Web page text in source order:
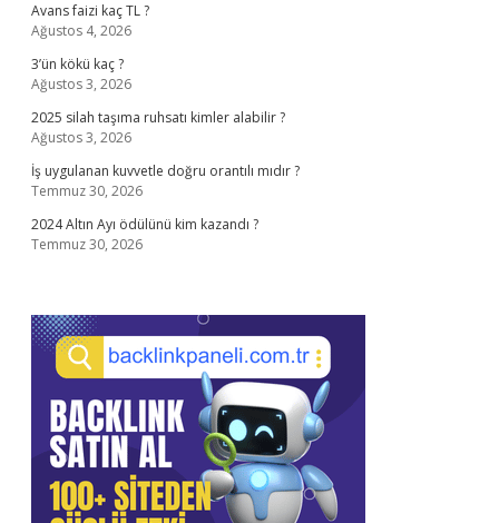
Avans faizi kaç TL ?
Ağustos 4, 2026
3’ün kökü kaç ?
Ağustos 3, 2026
2025 silah taşıma ruhsatı kimler alabilir ?
Ağustos 3, 2026
İş uygulanan kuvvetle doğru orantılı mıdır ?
Temmuz 30, 2026
2024 Altın Ayı ödülünü kim kazandı ?
Temmuz 30, 2026